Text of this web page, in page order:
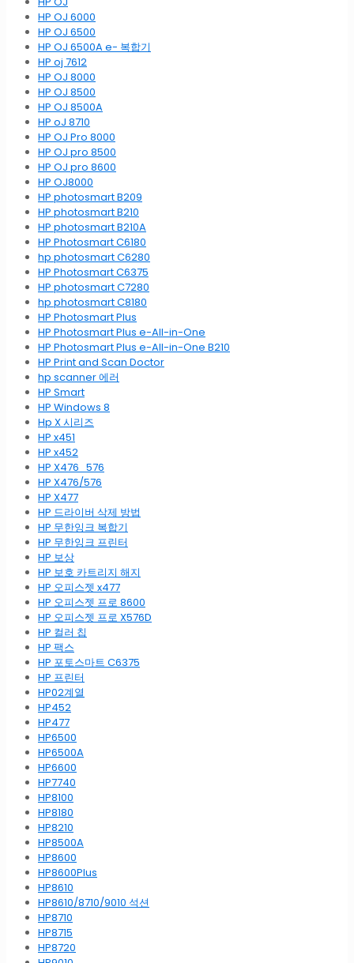
HP OJ 6000
HP OJ 6500
HP OJ 6500A e- 복합기
HP oj 7612
HP OJ 8000
HP OJ 8500
HP OJ 8500A
HP oJ 8710
HP OJ Pro 8000
HP OJ pro 8500
HP OJ pro 8600
HP OJ8000
HP photosmart B209
HP photosmart B210
HP photosmart B210A
HP Photosmart C6180
hp photosmart C6280
HP Photosmart C6375
HP photosmart C7280
hp photosmart C8180
HP Photosmart Plus
HP Photosmart Plus e-All-in-One
HP Photosmart Plus e-All-in-One B210
HP Print and Scan Doctor
hp scanner 에러
HP Smart
HP Windows 8
Hp X 시리즈
HP x451
HP x452
HP X476_576
HP X476/576
HP X477
HP 드라이버 삭제 방법
HP 무한잉크 복합기
HP 무한잉크 프린터
HP 보상
HP 보호 카트리지 해지
HP 오피스젯 x477
HP 오피스젯 프로 8600
HP 오피스젯 프로 X576D
HP 컬러 칩
HP 팩스
HP 포토스마트 C6375
HP 프린터
HP02계열
HP452
HP477
HP6500
HP6500A
HP6600
HP7740
HP8100
HP8180
HP8210
HP8500A
HP8600
HP8600Plus
HP8610
HP8610/8710/9010 석션
HP8710
HP8715
HP8720